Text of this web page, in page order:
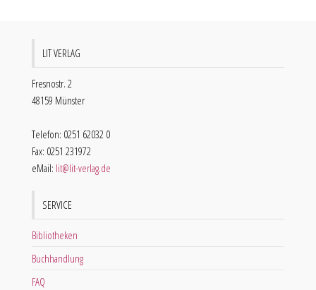
LIT VERLAG
Fresnostr. 2
48159 Münster
Telefon: 0251 62032 0
Fax: 0251 231972
eMail: lit@lit-verlag.de
SERVICE
Bibliotheken
Buchhandlung
FAQ